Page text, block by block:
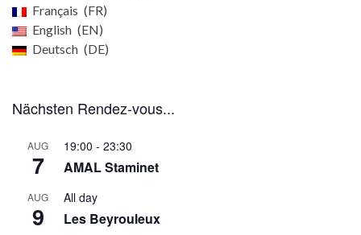
Français
FR
English
EN
Deutsch
DE
Nächsten Rendez-vous...
AUG
7
19:00 - 23:30
AMAL Staminet
AUG
9
All day
Les Beyrouleux